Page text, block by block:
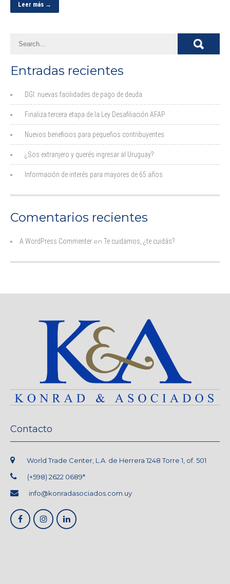
Leer más →
Entradas recientes
DGI: nuevas facilidades de pago de deuda
Finaliza tercera etapa de la Ley Desafiliación AFAP
Nuevos beneficios para pequeños contribuyentes
¿Sos extranjero y querés ingresar al Uruguay?
Información de interés para mayores de 65 años
Comentarios recientes
A WordPress Commenter en Te cuidamos, ¿te cuidás?
Contacto
World Trade Center, L.A. de Herrera 1248 Torre 1, of. 501
(+598) 2622 0689*
info@konradasociados.com.uy